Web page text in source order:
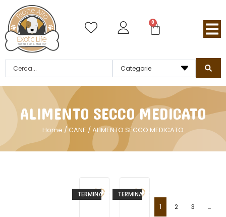
0
ALIMENTO SECCO MEDICATO
Home /CANE / ALIMENTO SECCO MEDICATO
TERMINATO TERMINATO
1 2 3 …